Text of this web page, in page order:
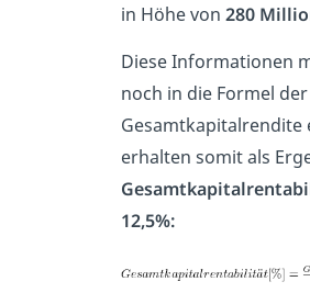
in Höhe von 280
Diese Informationen
noch in die Formel der
Gesamtkapitalrendite
erhalten somit als
12,5%: